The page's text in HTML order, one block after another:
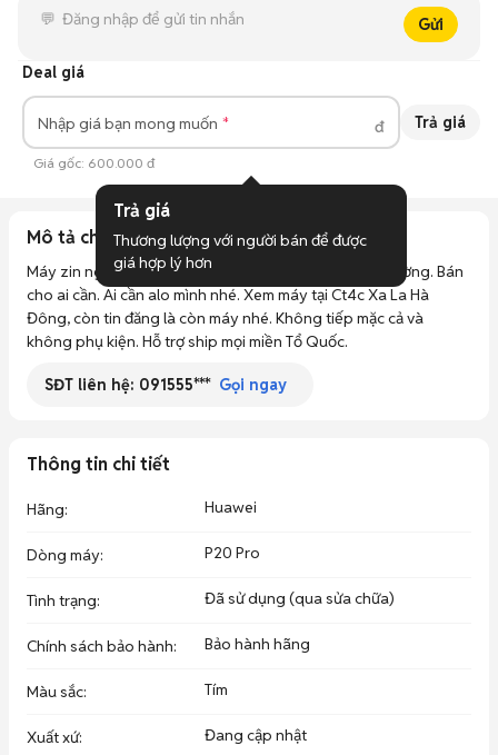
Gửi
Deal giá
Nhập giá bạn mong muốn đ Trả giá
Giá gốc: 600.000 đ
Mô tả chi tiết
Máy zin nguyên cây hỏng màn bật nguồn lên bình thường. Bán
cho ai cần. Ai cần alo mình nhé. Xem máy tại Ct4c Xa La Hà
Đông, còn tin đăng là còn máy nhé. Không tiếp mặc cả và
không phụ kiện. Hỗ trợ ship mọi miền Tổ Quốc.
SĐT liên hệ: 091555*** Gọi ngay
Thông tin chi tiết
Hãng: Huawei
Dòng máy: P20 Pro
Tình trạng: Đã sử dụng (qua sửa chữa)
Chính sách bảo hành: Bảo hành hãng
Màu sắc: Tím
Xuất xứ: Đang cập nhật
Trả giá
Thương lượng với người bán để được
giá hợp lý hơn